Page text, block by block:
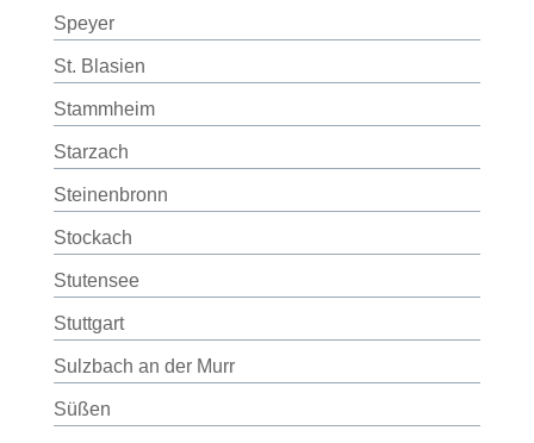
Speyer
St. Blasien
Stammheim
Starzach
Steinenbronn
Stockach
Stutensee
Stuttgart
Sulzbach an der Murr
Süßen